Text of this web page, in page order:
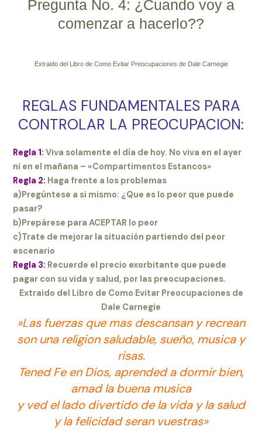
Pregunta No. 4: ¿Cuando voy a
comenzar a hacerlo??
Extraido del Libro de Como Evitar Preocupaciones de Dale Carnegie
REGLAS FUNDAMENTALES PARA
CONTROLAR LA PREOCUPACION:
Regla 1: Viva solamente el día de hoy. No viva en el ayer
ni en el mañana – «Compartimentos Estancos»
Regla 2: Haga frente a los problemas
a)Pregúntese a si mismo: ¿Que es lo peor que puede
pasar?
b)Prepárese para ACEPTAR lo peor
c)Trate de mejorar la situación partiendo del peor
escenario
Regla 3: Recuerde el precio exorbitante que puede
pagar con su vida y salud, por las preocupaciones.
Extraido del Libro de Como Evitar Preocupaciones de
Dale Carnegie
‎»Las fuerzas que mas descansan y recrean
son una religion saludable, sueño, musica y
risas.
Tened Fe en Dios, aprended a dormir bien,
amad la buena musica
y ved el lado divertido de la vida y la salud
y la felicidad seran vuestras»